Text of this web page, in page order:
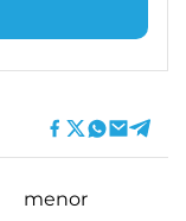
menor